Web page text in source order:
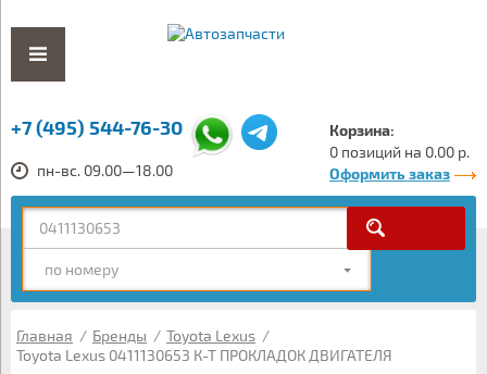
+7 (495) 544-76-30
пн-вс. 09.00—18.00
Корзина:
0 позиций на 0.00 р.
Оформить заказ
по номеру
Главная / Бренды / Toyota Lexus /
Toyota Lexus 0411130653 К-Т ПРОКЛАДОК ДВИГАТЕЛЯ